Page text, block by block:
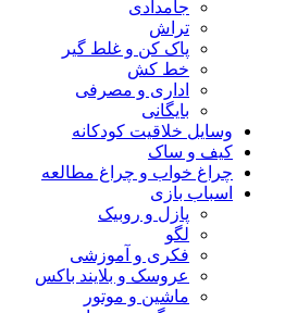
جامدادی
تراش
پاک کن و غلط گیر
خط کش
اداری و مصرفی
بایگانی
وسایل خلاقیت کودکانه
کیف و ساک
چراغ خواب و چراغ مطالعه
اسباب بازی
پازل و روبیک
لگو
فکری و آموزشی
عروسک و بلایند باکس
ماشین و موتور